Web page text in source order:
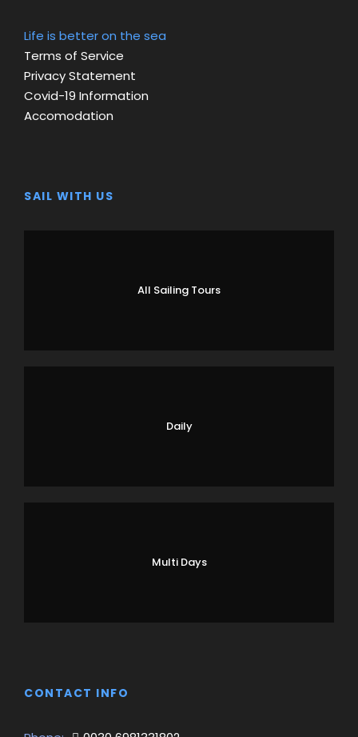
Life is better on the sea
Terms of Service
Privacy Statement
Covid-19 Information
Accomodation
SAIL WITH US
All Sailing Tours
Daily
Multi Days
CONTACT INFO